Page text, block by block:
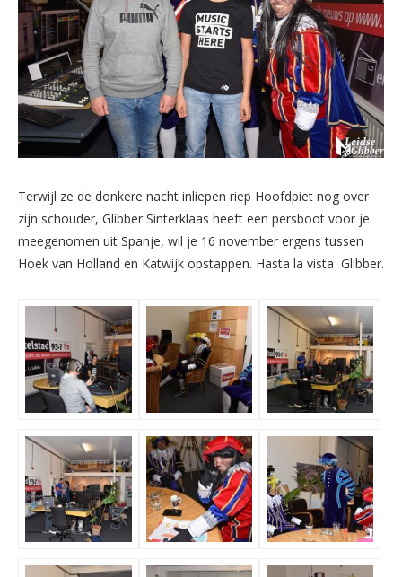
Terwijl ze de donkere nacht inliepen riep Hoofdpiet nog over
zijn schouder, Glibber Sinterklaas heeft een persboot voor je
meegenomen uit Spanje, wil je 16 november ergens tussen
Hoek van Holland en Katwijk opstappen. Hasta la vista Glibber.